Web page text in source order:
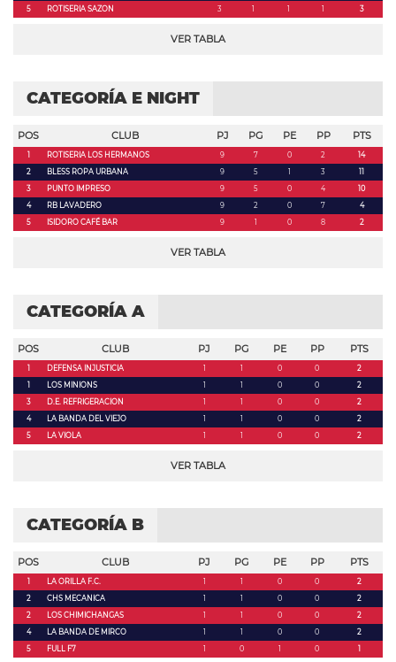
5
ROTISERIA SAZON 3 1 1 1 3
VER TABLA
CATEGORÍA E NIGHT
POS CLUB PJ PG PE PP PTS
1 ROTISERIA LOS HERMANOS 9 7 0 2
14
2
BLESS ROPA URBANA 9 5 1 3
11
3
PUNTO IMPRESO 9 5 0 4
10
4
RB LAVADERO 9 2 0 7
4
5
ISIDORO CAFÉ BAR 9 1 0 8 2
VER TABLA
CATEGORÍA A
POS CLUB PJ PG PE PP PTS
1 DEFENSA INJUSTICIA 1 1 0 0
2
1
LOS MINIONS 1 1 0 0
2
3
D.E. REFRIGERACION 1 1 0 0
2
4
LA BANDA DEL VIEJO 1 1 0 0
2
5
LA VIOLA 1 1 0 0 2
VER TABLA
CATEGORÍA B
POS CLUB PJ PG PE PP PTS
1 LA ORILLA F.C. 1 1 0 0
2
2
CHS MECANICA 1 1 0 0
2
2
LOS CHIMICHANGAS 1 1 0 0
2
4
LA BANDA DE MIRCO 1 1 0 0
2
5
FULL F7 1 0 1 0 1